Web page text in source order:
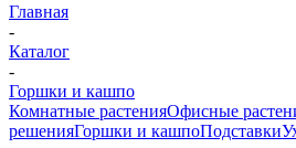
Главная
-
Каталог
-
Горшки и кашпо
Комнатные растенияОфисные
решенияГоршки и кашпоПодставки